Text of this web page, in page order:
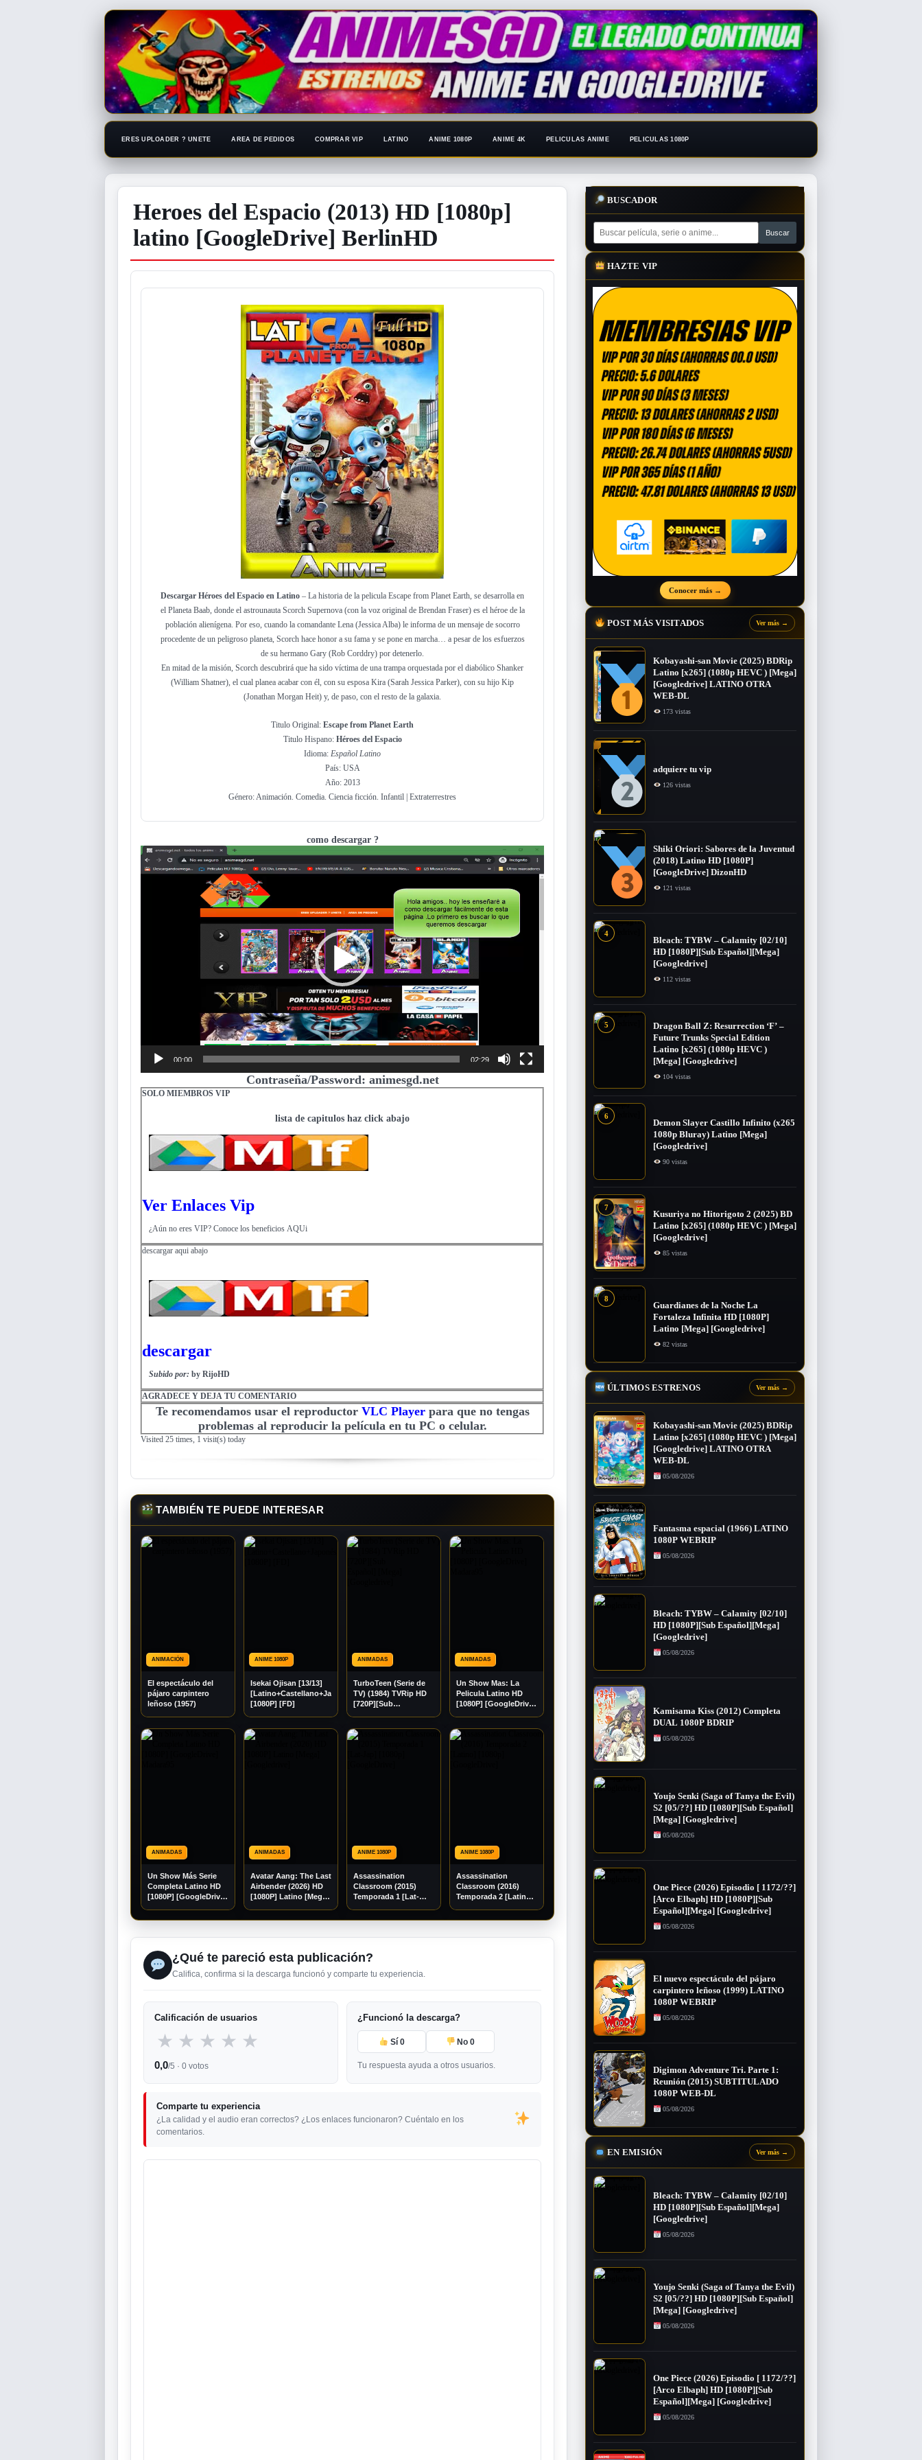
ERES UPLOADER ? UNETE AREA DE PEDIDOS COMPRAR VIP LATINO ANIME 1080P ANIME 4K PELICULAS ANIME PELICULAS 1080P
Heroes del Espacio (2013) HD [1080p]
latino [GoogleDrive] BerlinHD
Descargar Héroes del Espacio en Latino – La historia de la pelicula Escape from Planet Earth, se desarrolla en
el Planeta Baab, donde el astrounauta Scorch Supernova (con la voz original de Brendan Fraser) es el héroe de la
población alienígena. Por eso, cuando la comandante Lena (Jessica Alba) le informa de un mensaje de socorro
procedente de un peligroso planeta, Scorch hace honor a su fama y se pone en marcha… a pesar de los esfuerzos
de su hermano Gary (Rob Corddry) por detenerlo.
En mitad de la misión, Scorch descubrirá que ha sido víctima de una trampa orquestada por el diabólico Shanker
(William Shatner), el cual planea acabar con él, con su esposa Kira (Sarah Jessica Parker), con su hijo Kip
(Jonathan Morgan Heit) y, de paso, con el resto de la galaxia.
Titulo Original: Escape from Planet Earth
Titulo Hispano: Héroes del Espacio
Idioma: Español Latino
País: USA
Año: 2013
Género: Animación. Comedia. Ciencia ficción. Infantil | Extraterrestres
como descargar ?
Reproductor
de
vídeo
00:00 02:29
Contraseña/Password: animesgd.net
SOLO MIEMBROS VIP
lista de capitulos haz click abajo
Ver Enlaces Vip
¿Aún no eres VIP? Conoce los beneficios AQUi
descargar aqui abajo
descargar
Subido por: by RijoHD
AGRADECE Y DEJA TU COMENTARIO
Te recomendamos usar el reproductor VLC Playerpara que no tengas
problemas al reproducir la película en tu PC o celular.
Visited 25 times, 1 visit(s) today
TAMBIÉN TE PUEDE INTERESAR
ANIMACIÓN
El espectáculo del
pájaro carpintero
leñoso (1957)
ANIME 1080P
Isekai Ojisan [13/13]
[Latino+Castellano+Japonés]
[1080P] [FD]
ANIMADAS
TurboTeen (Serie de
TV) (1984) TVRip HD
[720P][Sub
ANIMADAS
Un Show Mas: La
Pelicula Latino HD
[1080P] [GoogleDrive]
ANIMADAS
Un Show Más Serie
Completa Latino HD
[1080P] [GoogleDrive]
ANIMADAS
Avatar Aang: The Last
Airbender (2026) HD
[1080P] Latino [Mega]
ANIME 1080P
Assassination
Classroom (2015)
Temporada 1 [Lat-
ANIME 1080P
Assassination
Classroom (2016)
Temporada 2 [Latino]
¿Qué te pareció esta publicación?
Califica, confirma si la descarga funcionó y comparte tu experiencia.
Calificación de usuarios
★ ★ ★ ★ ★
0,0/5 · 0 votos
¿Funcionó la descarga?
Sí 0 No0
Tu respuesta ayuda a otros usuarios.
Comparte tu experiencia
¿La calidad y el audio eran correctos? ¿Los enlaces funcionaron? Cuéntalo en los
comentarios.
BUSCADOR
HAZTE VIP
Conocer más →
POST MÁS VISITADOS Ver más →
Kobayashi-san Movie (2025) BDRip
Latino [x265] (1080p HEVC ) [Mega]
[Googledrive] LATINO OTRA
WEB-DL
173 vistas
adquiere tu vip
126 vistas
Shiki Oriori: Sabores de la Juventud
(2018) Latino HD [1080P]
[GoogleDrive] DizonHD
121 vistas
4
Bleach: TYBW – Calamity [02/10]
HD [1080P][Sub Español][Mega]
[Googledrive]
112 vistas
5
Dragon Ball Z: Resurrection ‘F’ –
Future Trunks Special Edition
Latino [x265] (1080p HEVC )
[Mega] [Googledrive]
104 vistas
6
Demon Slayer Castillo Infinito (x265
1080p Bluray) Latino [Mega]
[Googledrive]
90 vistas
7
Kusuriya no Hitorigoto 2 (2025) BD
Latino [x265] (1080p HEVC ) [Mega]
[Googledrive]
85 vistas
8
Guardianes de la Noche La
Fortaleza Infinita HD [1080P]
Latino [Mega] [Googledrive]
82 vistas
ÚLTIMOS ESTRENOS Ver más →
Kobayashi-san Movie (2025) BDRip
Latino [x265] (1080p HEVC ) [Mega]
[Googledrive] LATINO OTRA
WEB-DL
05/08/2026
Fantasma espacial (1966) LATINO
1080P WEBRIP
05/08/2026
Bleach: TYBW – Calamity [02/10]
HD [1080P][Sub Español][Mega]
[Googledrive]
05/08/2026
Kamisama Kiss (2012) Completa
DUAL 1080P BDRIP
05/08/2026
Youjo Senki (Saga of Tanya the Evil)
S2 [05/??] HD [1080P][Sub Español]
[Mega] [Googledrive]
05/08/2026
One Piece (2026) Episodio [ 1172/??]
[Arco Elbaph] HD [1080P][Sub
Español][Mega] [Googledrive]
05/08/2026
El nuevo espectáculo del pájaro
carpintero leñoso (1999) LATINO
1080P WEBRIP
05/08/2026
Digimon Adventure Tri. Parte 1:
Reunión (2015) SUBTITULADO
1080P WEB-DL
05/08/2026
EN EMISIÓN Ver más →
Bleach: TYBW – Calamity [02/10]
HD [1080P][Sub Español][Mega]
[Googledrive]
05/08/2026
Youjo Senki (Saga of Tanya the Evil)
S2 [05/??] HD [1080P][Sub Español]
[Mega] [Googledrive]
05/08/2026
One Piece (2026) Episodio [ 1172/??]
[Arco Elbaph] HD [1080P][Sub
Español][Mega] [Googledrive]
05/08/2026